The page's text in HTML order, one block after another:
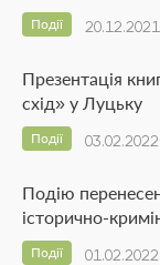
20.12.2021
Події
Презентація
схід» у Луцьку
03.02.2022
Події
Подію
історично-
01.02.2022
Події